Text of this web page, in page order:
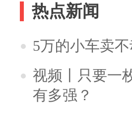
热点新闻
5万的小车卖
视频丨只要一
有多强？